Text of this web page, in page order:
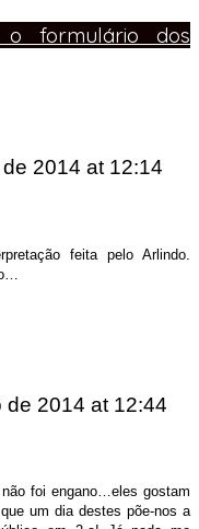
o formulário dos
2014 at 12:14
feita pelo Arlindo.
de 2014 at 12:44
foi engano…eles gostam
um dia destes põe-nos a